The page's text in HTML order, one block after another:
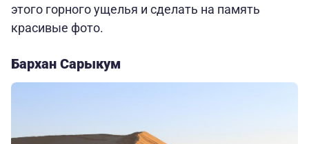
этого горного ущелья и сделать на память
красивые фото.
Бархан Сарыкум